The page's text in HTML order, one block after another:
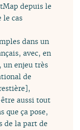
depuis le
le cas
dans un
avec, en
un enjeu très
de
aussi tout
que ça pose,
de la part de